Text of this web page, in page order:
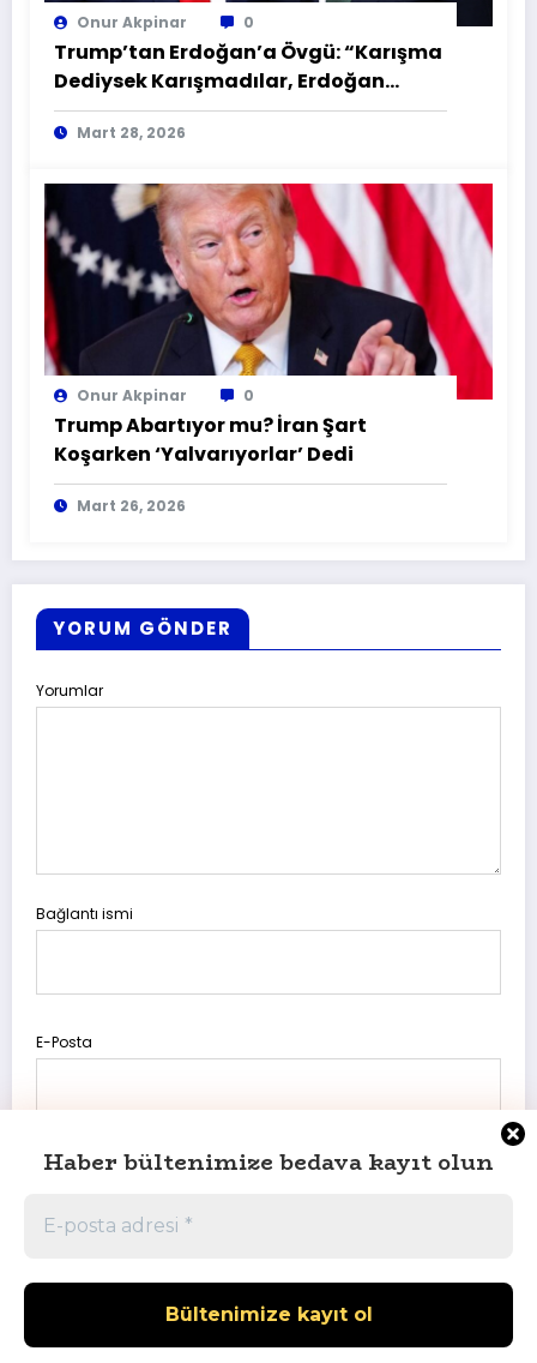
Haber bültenimize bedava kayıt olun
Onur Akpinar 0
Trump’tan Erdoğan’a Övgü: “Karışma
Dediysek Karışmadılar, Erdoğan
Şahane Bir Lider!
Mart 28, 2026
Onur Akpinar 0
Trump Abartıyor mu? İran Şart
Koşarken ‘Yalvarıyorlar’ Dedi
Mart 26, 2026
YORUM GÖNDER
Yorumlar
Bağlantı ismi
E-Posta